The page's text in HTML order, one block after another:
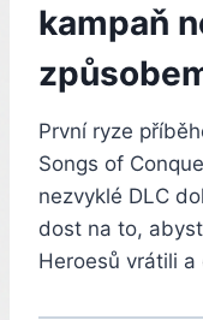
kampaň
První ryze
Songs of
nezvyklé DLC
dost na to,
Heroesů vrátili